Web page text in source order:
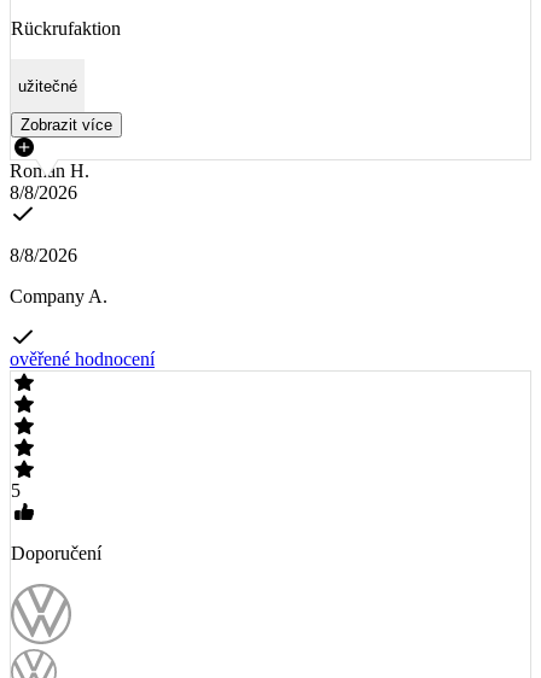
Rückrufaktion
užitečné
Zobrazit více
Roman H.
8/8/2026
8/8/2026
Company A.
ověřené hodnocení
5
Doporučení